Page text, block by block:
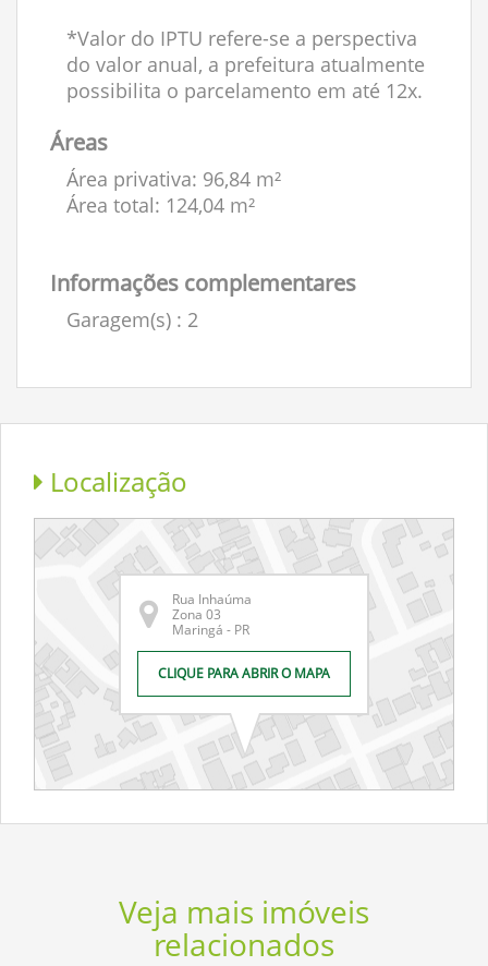
*Valor do IPTU refere-se a perspectiva
do valor anual, a prefeitura atualmente
possibilita o parcelamento em até 12x.
Áreas
Área privativa: 96,84 m²
Área total: 124,04 m²
Informações complementares
Garagem(s) : 2
Localização
Rua Inhaúma
Zona 03
Maringá - PR
CLIQUE PARA ABRIR O MAPA
Veja mais imóveis
relacionados